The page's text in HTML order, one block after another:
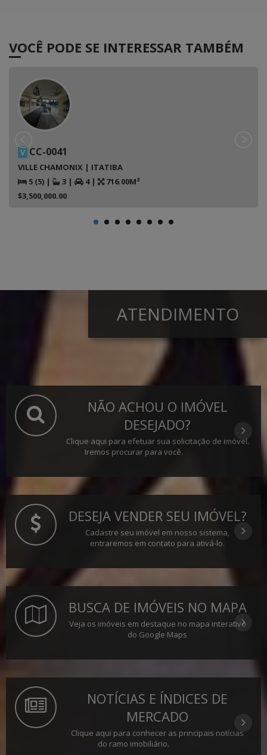
VOCÊ PODE SE INTERESSAR TAMBÉM
V CC-0041
VILLE CHAMONIX | ITATIBA
5 (5) | 3 | 4 |
716.00M²
$3,500,000.00
ATENDIMENTO
NÃO ACHOU O IMÓVEL
DESEJADO?
Clique aqui para efetuar sua solicitação de imóvel.
Iremos procurar para você.
DESEJA VENDER SEU IMÓVEL?
Cadastre seu imóvel em nosso sistema,
entraremos em contato para ativá-lo.
BUSCA DE IMÓVEIS NO MAPA
Veja os imóveis em destaque no mapa interativo
do Google Maps
NOTÍCIAS E ÍNDICES DE
MERCADO
Clique aqui para conhecer as principais notícias
do ramo imobiliário.